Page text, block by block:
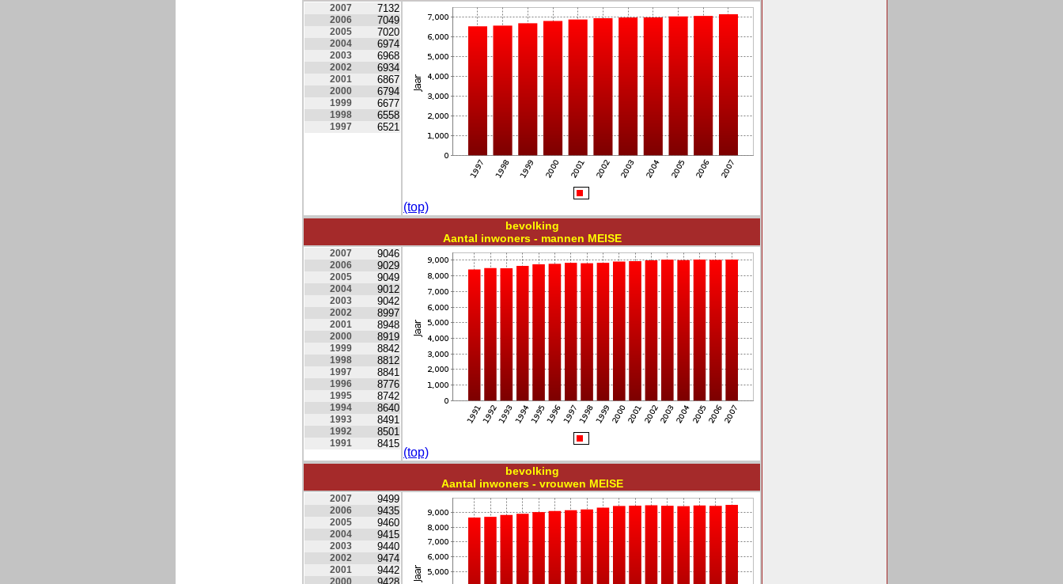
2007 7132
2006 7049
2005 7020
2004 6974
2003 6968
2002 6934
2001 6867
2000 6794
1999 6677
1998 6558
1997 6521
(top)
bevolking
Aantal inwoners - mannen MEISE
2007 9046
2006 9029
2005 9049
2004 9012
2003 9042
2002 8997
2001 8948
2000 8919
1999 8842
1998 8812
1997 8841
1996 8776
1995 8742
1994 8640
1993 8491
1992 8501
1991 8415
(top)
bevolking
Aantal inwoners - vrouwen MEISE
2007 9499
2006 9435
2005 9460
2004 9415
2003 9440
2002 9474
2001 9442
2000